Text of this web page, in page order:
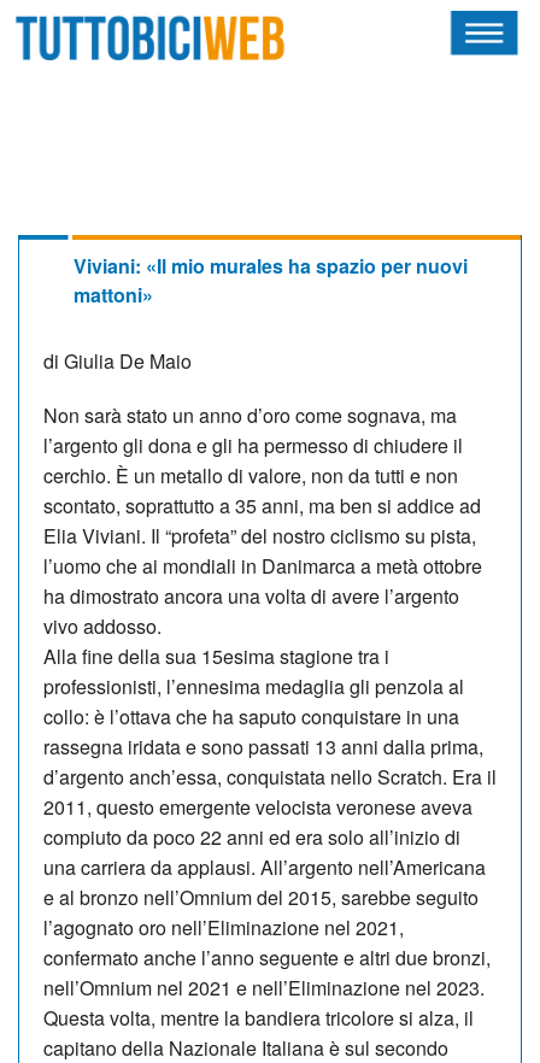
CALENDARIO
OSCAR
ALBI D'ORO
NEWSLETTER
Viviani: «Il mio murales ha spazio per nuovi
mattoni»
di Giulia De Maio
Non sarà stato un anno d’oro come sognava, ma
l’argento gli dona e gli ha permesso di chiudere il
cerchio. È un me­tallo di valore, non da tutti e non
scontato, soprattutto a 35 anni, ma ben si addice ad
Elia Viviani. Il “profeta” del nostro ci­clismo su pista,
l’uomo che ai mondiali in Dani­marca a metà ottobre
ha dimostrato ancora una volta di avere l’argento
vivo addosso.
Alla fine della sua 15esima stagione tra i
professionisti, l’ennesima medaglia gli penzola al
collo: è l’ottava che ha saputo conquistare in una
rassegna iridata e sono passati 13 anni dalla prima,
d’argento anch’essa, conquistata nello Scratch. Era il
2011, questo emergente ve­locista veronese aveva
compiuto da poco 22 anni ed era solo all’inizio di
una carriera da ap­plau­si. All’argento nell’Americana
e al bronzo nell’Om­nium del 2015, sarebbe seguito
l’agognato oro nell’Eliminazio­ne nel 2021,
confermato anche l’anno se­guente e al­tri due bronzi,
nell’Omnium nel 2021 e nell’Elimina­zione nel 2023.
Questa vol­ta, mentre la bandiera tricolore si alza, il
capitano della Nazionale Italiana è sul secondo